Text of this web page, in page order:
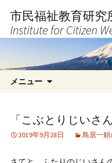
へ
キ
市民福祉教育研究
Institute for Citizen
メニュー
「こぶとりじいさ
2019年9月28日 鳥居一頼